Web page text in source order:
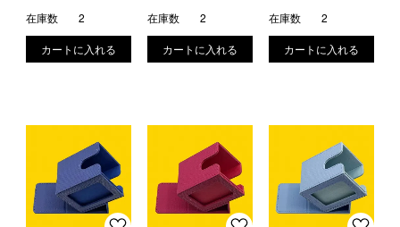
在庫数 2 在庫数 2 在庫数 2